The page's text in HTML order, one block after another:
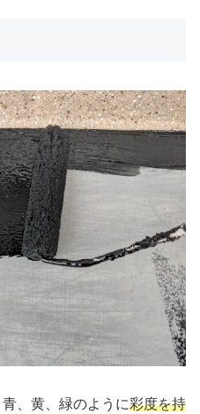
、黄、緑のように彩度を持